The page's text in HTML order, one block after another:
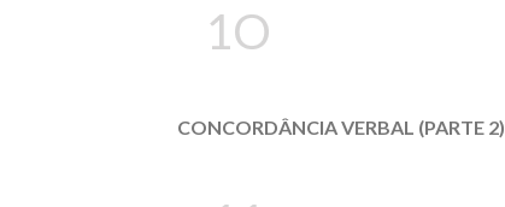
1O
CONCORDÂNCIA VERBAL (PARTE 2)